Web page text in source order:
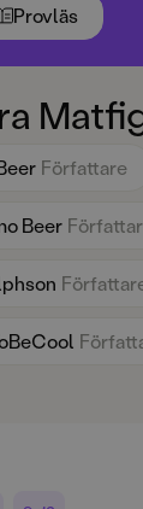
Provläs
Författare
Beer